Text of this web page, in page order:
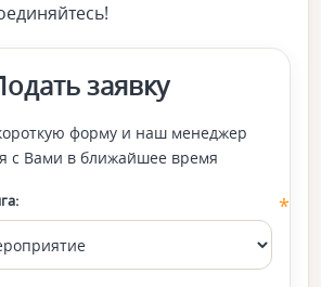
заявку
форму и наш менеджер
с Вами в ближайшее время